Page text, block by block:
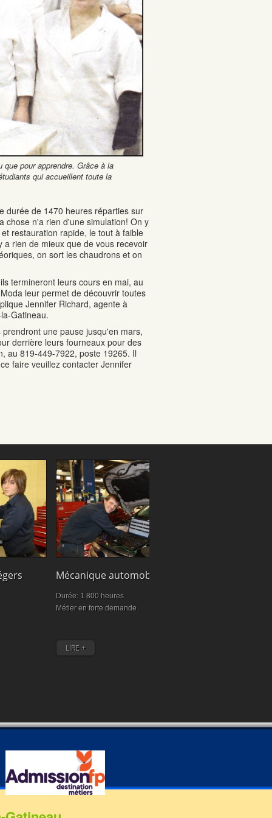
pour apprendre. Grâce à la
qui accueillent toute la
durée de 1470 heures réparties sur
chose n'a rien d'une simulation! On y
restauration rapide, le tout à faible
rien de mieux que de vous recevoir
on sort les chaudrons et on
termineront leurs cours en mai, au
leur permet de découvrir toutes
Jennifer Richard, agente à
Gatineau.
une pause jusqu'en mars,
derrière leurs fourneaux pour des
au 819-449-7922, poste 19265. Il
faire veuillez contacter Jennifer
Mécanique automobile
Durée: 1 800 heures
Métier en forte demande
LIRE +